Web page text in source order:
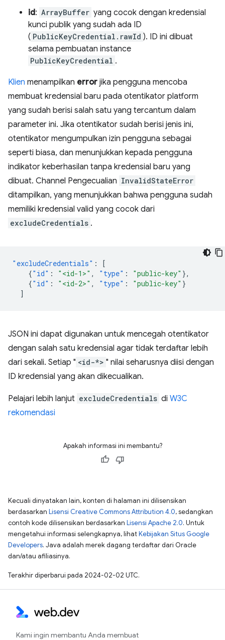
id: ArrayBuffer yang cocok dengan kredensial
kunci publik yang sudah ada ID
( PublicKeyCredential.rawId ). ID ini dibuat
selama pembuatan instance
PublicKeyCredential .
Klien menampilkan error jika pengguna mencoba
membuat kredensial baru pada otentikator platform
yang sudah berisi salah satu yang tercantum dalam
parameter ini. Jika otentikator sudah berisi jenis ini,
otentikator mengumpulkan izin pengguna sebagai
seperti biasa, dan menunjukkan kepada pengguna
indikator keberhasilan tanpa kredensial baru yang
dibuat. Channel Pengecualian InvalidStateError
ditampilkan, yang menunjukkan bahwa pengguna sudah
memiliki kredensial valid yang cocok dari
excludeCredentials .
"excludeCredentials" :
[
{"id" : "<id-1>" , "type" : "public-key" },
{"id" : "<id-2>" , "type" : "public-key" }
]
JSON ini dapat digunakan untuk mencegah otentikator
dengan salah satu kredensial agar tidak terdaftar lebih
dari sekali. Setiap " <id-*> " nilai seharusnya diisi dengan
ID kredensial yang akan dikecualikan.
Pelajari lebih lanjut excludeCredentials di W3C
rekomendasi
Apakah informasi ini membantu?
Kecuali dinyatakan lain, konten di halaman ini dilisensikan
berdasarkan Lisensi Creative Commons Attribution 4.0, sedangkan
contoh kode dilisensikan berdasarkan Lisensi Apache 2.0. Untuk
mengetahui informasi selengkapnya, lihatKebijakan Situs Google
Developers. Java adalah merek dagang terdaftar dari Oracle
dan/atau afiliasinya.
Terakhir diperbarui pada 2024-02-02 UTC.
Kami ingin membantu Anda membuat